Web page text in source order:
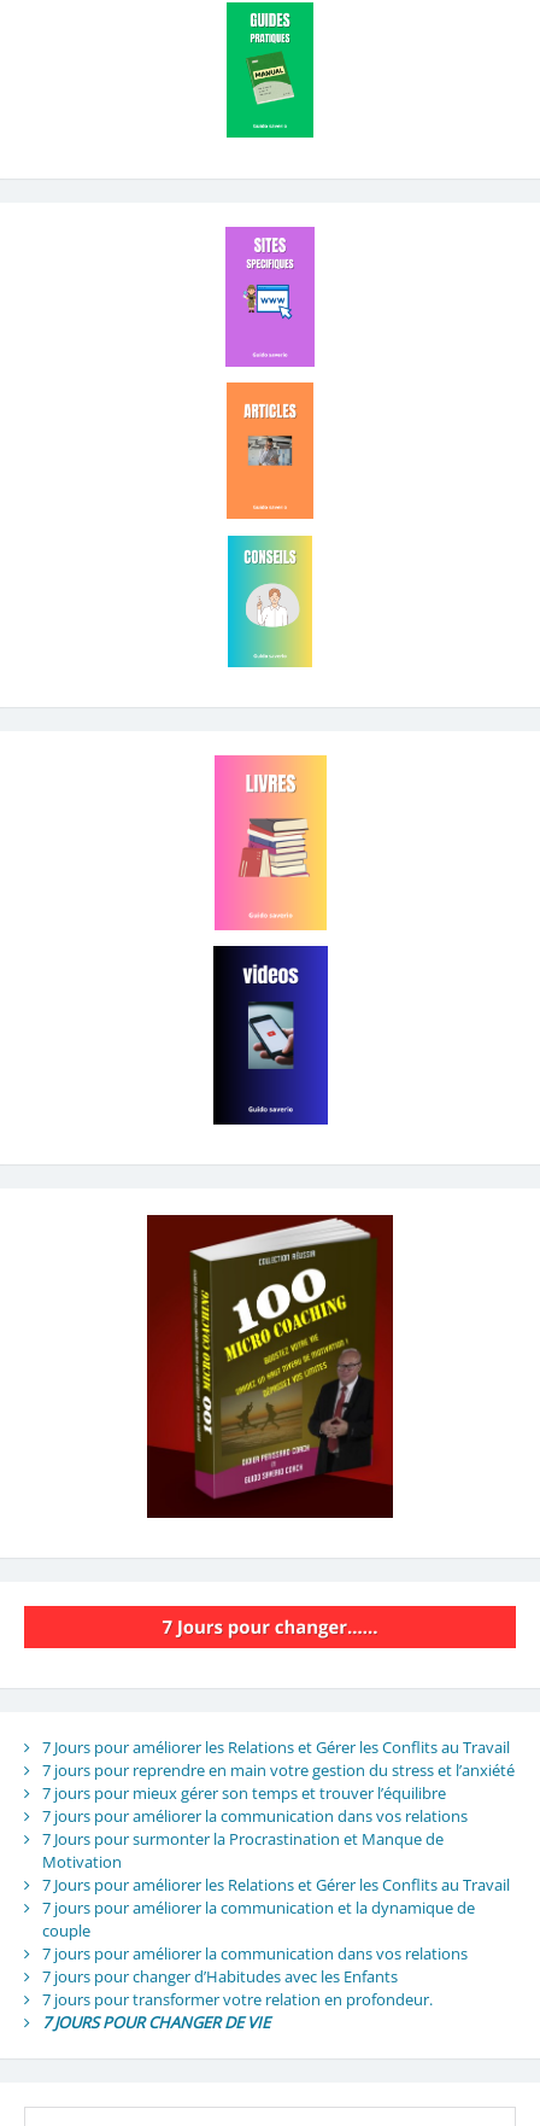
7 Jours pour améliorer les Relations et Gérer les Conflits au Travail
7 jours pour reprendre en main votre gestion du stress et l’anxiété
7 jours pour mieux gérer son temps et trouver l’équilibre
7 jours pour améliorer la communication dans vos relations
7 Jours pour surmonter la Procrastination et Manque de
Motivation
7 Jours pour améliorer les Relations et Gérer les Conflits au Travail
7 jours pour améliorer la communication et la dynamique de
couple
7 jours pour améliorer la communication dans vos relations
7 jours pour changer d’Habitudes avec les Enfants
7 jours pour transformer votre relation en profondeur.
7 JOURS POUR CHANGER DE VIE